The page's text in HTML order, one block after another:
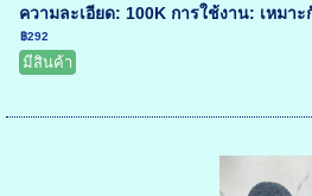
ความละเอียด: 100K การใช้งาน: เหมา
฿292
มีสินค้า